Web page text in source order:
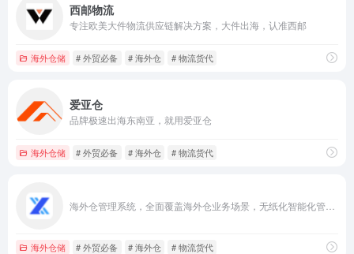
西邮物流
专注欧美大件物流供应链解决方案，大件出海，认准西邮
海外仓储 # 外贸必备 # 海外仓 # 物流货代
爱亚仓
品牌极速出海东南亚，就用爱亚仓
海外仓储 # 外贸必备 # 海外仓 # 物流货代
海外仓储 # 外贸必备 # 海外仓 # 物流货代